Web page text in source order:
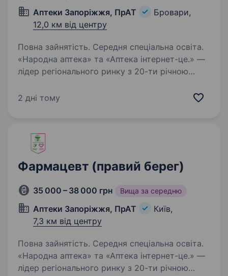
Аптеки Запоріжжя, ПрАТ
Бровари,
12,0 км від центру
Повна зайнятість. Середня спеціальна освіта.
«Народна аптека» та «Аптека інтернет-це.» —
лідер регіонального ринку з 20-ти річною
на території м. Запоріжжя, Запорізької,
2 дні тому
Фармацевт (правий берег)
35 000 – 38 000 грн Вища за середню
Аптеки Запоріжжя, ПрАТ
Київ,
7,3 км від центру
Повна зайнятість. Середня спеціальна освіта.
«Народна аптека» та «Аптека інтернет-це.» —
лідер регіонального ринку з 20-ти річною